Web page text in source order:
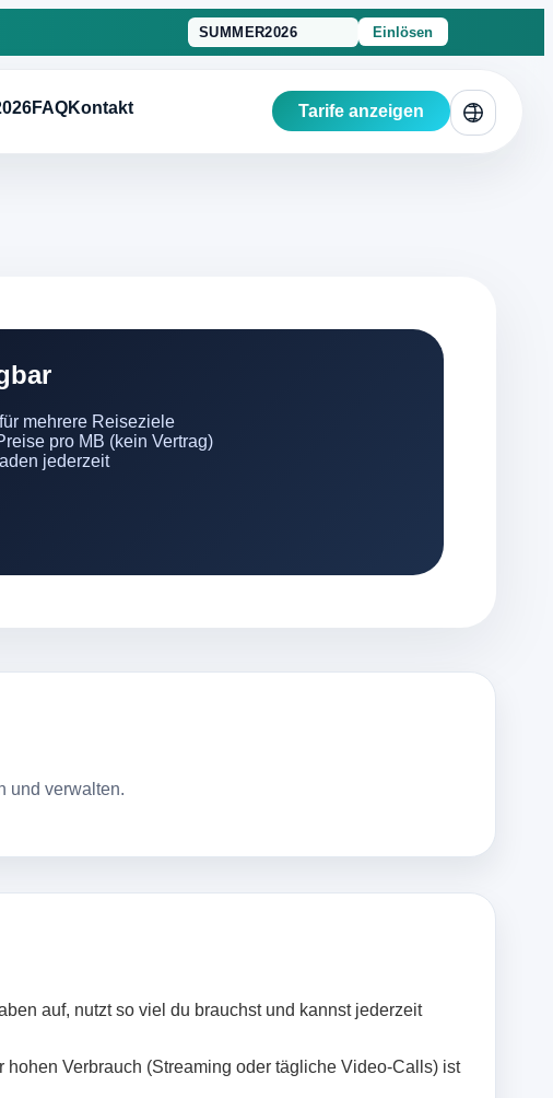
Einlösen
FAQKontakt Tarife anzeigen
mehrere Reiseziele
pro MB (kein Vertrag)
jederzeit
und verwalten.
auf, nutzt so viel du brauchst und kannst jederzeit
Verbrauch (Streaming oder tägliche Video‑Calls) ist